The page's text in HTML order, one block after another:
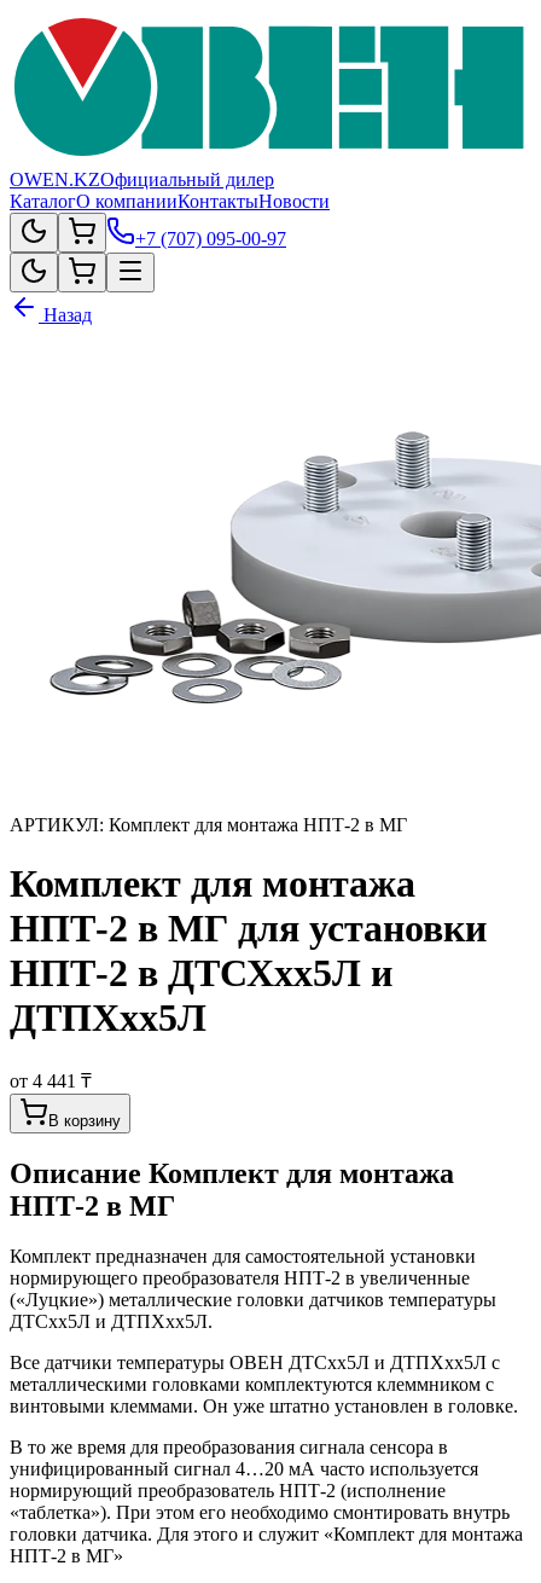
OWEN.KZОфициальный дилер
КаталогО компанииКонтактыНовости
+7 (707) 095-00-97
Назад
АРТИКУЛ: Комплект для монтажа НПТ-2 в МГ
Комплект для монтажа
НПТ-2 в МГ для установки
НПТ-2 в ДТСХхх5Л и
ДТПХхх5Л
от 4 441 ₸
В корзину
Описание Комплект для монтажа
НПТ-2 в МГ
Комплект предназначен для самостоятельной установки
нормирующего преобразователя НПТ-2 в увеличенные
(«Луцкие») металлические головки датчиков температуры
ДТСхх5Л и ДТПХхх5Л.
Все датчики температуры ОВЕН ДТСхх5Л и ДТПХхх5Л с
металлическими головками комплектуются клеммником с
винтовыми клеммами. Он уже штатно установлен в головке.
В то же время для преобразования сигнала сенсора в
унифицированный сигнал 4…20 мА часто используется
нормирующий преобразователь НПТ-2 (исполнение
«таблетка»). При этом его необходимо смонтировать внутрь
головки датчика. Для этого и служит «Комплект для монтажа
НПТ-2 в МГ»